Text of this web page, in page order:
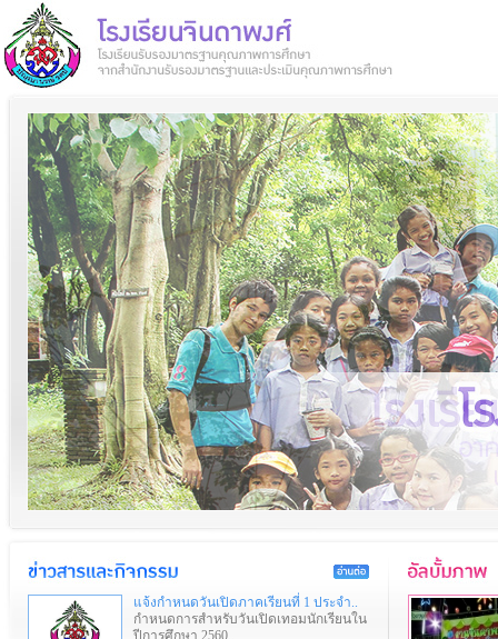
แจ้งกำหนดวันเปิดภาคเรียนที่ 1 ประจำ..
กำหนดการสำหรับวันเปิดเทอมนักเรียนใน
ปีการศึกษา 2560..